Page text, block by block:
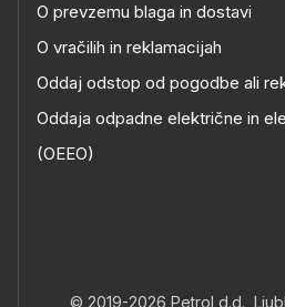
O prevzemu blaga in dostavi
O vračilih in reklamacijah
Oddaj odstop od pogodbe ali
Oddaja odpadne električne in
(OEEO)
© 2019-2026 Petrol d.d.,